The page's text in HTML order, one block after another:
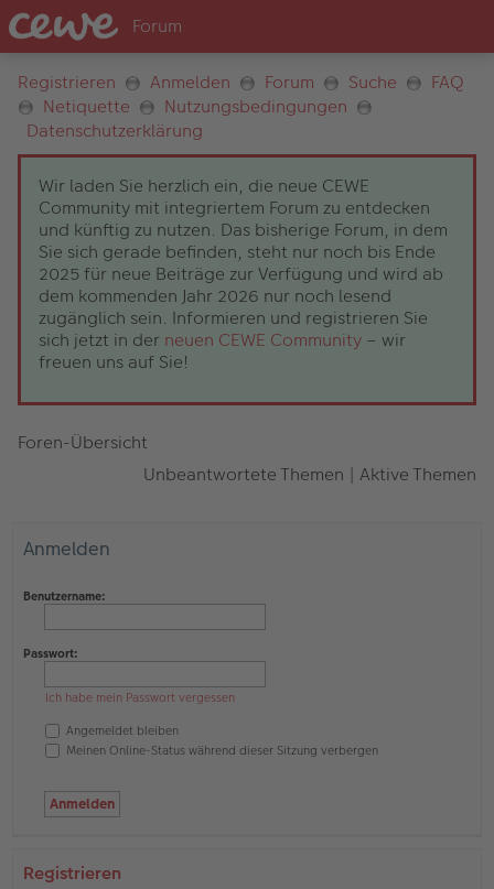
Registrieren Anmelden Forum Suche
FAQ
Netiquette
Nutzungsbedingungen
Datenschutzerklärung
Wir laden Sie herzlich ein, die neue CEWE
Community mit integriertem Forum zu entdecken
und künftig zu nutzen. Das bisherige Forum, in dem
Sie sich gerade befinden, steht nur noch bis Ende
2025 für neue Beiträge zur Verfügung und wird ab
dem kommenden Jahr 2026 nur noch lesend
zugänglich sein. Informieren und registrieren Sie
sich jetzt in der neuen CEWE Community – wir
freuen uns auf Sie!
Foren-Übersicht
Unbeantwortete Themen | Aktive Themen
Anmelden
Benutzername:
Passwort:
Ich habe mein Passwort vergessen
Angemeldet bleiben
Meinen Online-Status während dieser Sitzung verbergen
Registrieren